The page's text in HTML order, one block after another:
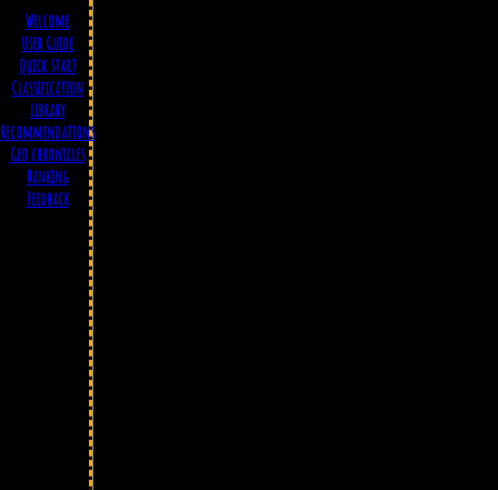
Welcome
User Guide
Quick start
Classification
Library
Recommendations
Geo chronicles
Ranking
Feedback